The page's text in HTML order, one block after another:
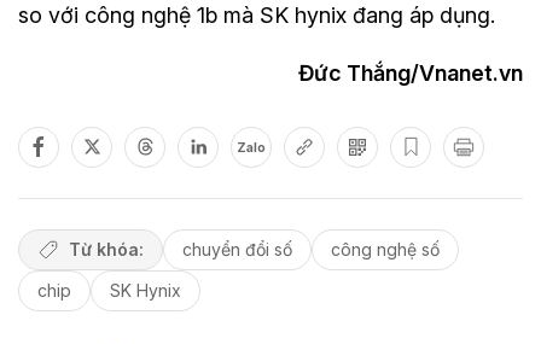
so với công nghệ 1b mà SK hynix đang áp dụng.
Đức Thắng/Vnanet.vn
Zalo
Từ khóa: chuyển đổi số
công nghệ số
chip
SK Hynix